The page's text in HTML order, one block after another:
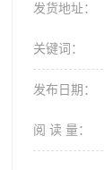
发货地址：
关键词：
发布日期：
阅 读 量：